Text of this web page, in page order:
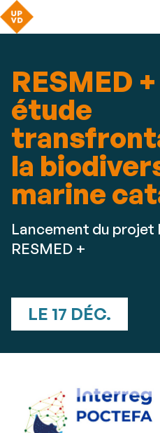
RESMED
étude
la
marine
Lancement du projet
RESMED +
LE 17 DÉC.